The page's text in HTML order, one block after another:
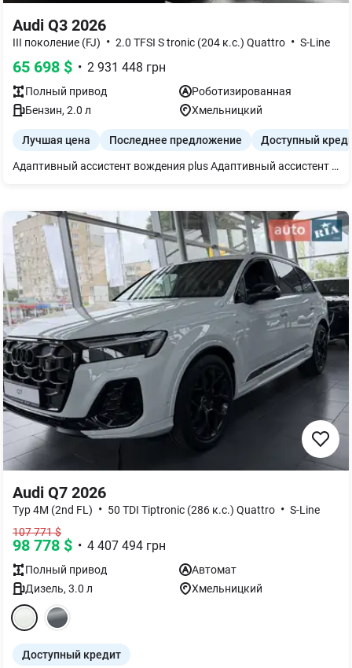
Audi Q3 2026
III поколение (FJ) • 2.0 TFSI S tronic (204 к.с.) Quattro • S-Line
65 698 $ • 2 931 448 грн
Полный привод
Роботизированная
Бензин, 2.0 л Хмельницкий
Лучшая цена Последнее предложение Доступный
Адаптивный ассистент вождения plus Адаптивный ассистент скорости Ассистент аварийного маневрирования Ассистент перекрестного движения спереди Декор алюминий Divergenz темный Диски многоспицевые 8,0Jx18 Комфортный ключ без Safelock Паркасистент plus Покраска кузова лаком полная Спортивный кожаный руль с подогревом Функция «Выученная парковка» Цифровые матричные LED-фары со светодиодными задними фонарями Pro и подсвеченные задние кольца Audi Интерьер S микрофибра-спортсиденье Пакет климат-контроля plus: комфортный климат-контроль на 3 зоны подогрев передних сидений Пакет Tech pro: содержит: ассистент удержания на месте (Hold assist) прогрессивное управление ремни безопасности спереди с электрическим натяжителем проактивная защита пассажиров предупреждение об изменении полосы движения, ассистент безопасного выхода, ассистент выезда задним ходом и контроля перекрестного движения позади сиденье водителя с функцией памяти и память для внешних зеркал звукогенератор для имитации звука двигателя в салоне камеры кругового обзора акустическое остекление передних окон проекционное свет на внешних зеркалах внутреннее зеркало с автозатемнением внешние зеркала с памятью, с автозатемнением и с электроскладыванием поперечная 4-ходовая опора ходовая часть с регулировкой амортизаторов тормозные суппорты в красном цвете система Audi drive select передние сиденья с электрорегулировкой Apple CarPlay® или Android Auto™ Индуктивная зарядка для смартфона Навигационная система Система помощи при экстр. торможении Багажная крышка с электроприводом
Audi Q7 2026
Typ 4M (2nd FL) • 50 TDI Tiptronic (286 к.с.) Quattro • S-Line
107 771$
98 778 $ • 4 407 494 грн
Полный привод
Автомат
Дизель, 3.0 л Хмельницкий
Доступный кредит